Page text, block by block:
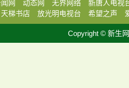
网 动态网 无界网络
新唐人电视
天梯书店 放光明电视台 希望之声
Copyright © 新生